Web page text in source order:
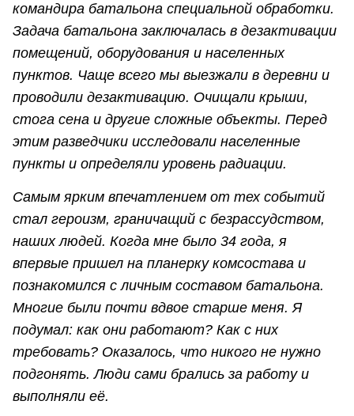
командира батальона специальной обработки.
Задача батальона заключалась в дезактивации
помещений, оборудования и населенных
пунктов. Чаще всего мы выезжали в деревни и
проводили дезактивацию. Очищали крыши,
стога сена и другие сложные объекты. Перед
этим разведчики исследовали населенные
пункты и определяли уровень радиации.
Самым ярким впечатлением от тех событий
стал героизм, граничащий с безрассудством,
наших людей. Когда мне было 34 года, я
впервые пришел на планерку комсостава и
познакомился с личным составом батальона.
Многие были почти вдвое старше меня. Я
подумал: как они работают? Как с них
требовать? Оказалось, что никого не нужно
подгонять. Люди сами брались за работу и
выполняли её.